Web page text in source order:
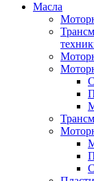
Масла